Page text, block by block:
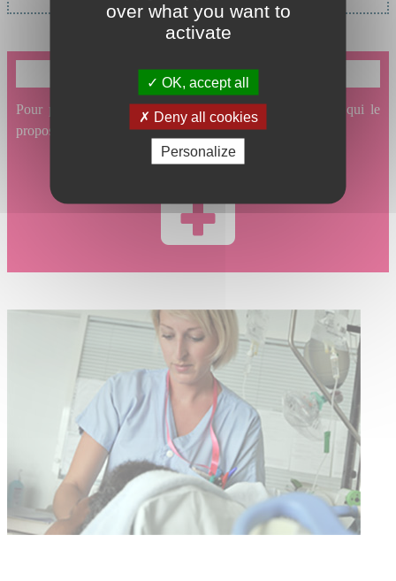
Je souhaite prendre un rendez-vous en ligne
Pour prendre un rendez-vous en ligne avec un service qui le
propose, cliquez ici.
over what you want to
activate
OK, accept all
Deny all cookies
Personalize